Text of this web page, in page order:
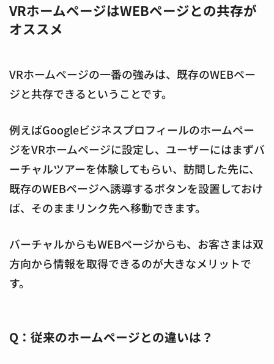
VRホームページはWEBページとの共存が
オススメ
VRホームページの一番の強みは、既存のWEBペー
ジと共存できるということです。
例えばGoogleビジネスプロフィールのホームペー
ジをVRホームページに設定し、ユーザーにはまずバ
ーチャルツアーを体験してもらい、訪問した先に、
既存のWEBページへ誘導するボタンを設置しておけ
ば、そのままリンク先へ移動できます。
バーチャルからもWEBページからも、お客さまは双
方向から情報を取得できるのが大きなメリットで
す。
Q：従来のホームページとの違いは？